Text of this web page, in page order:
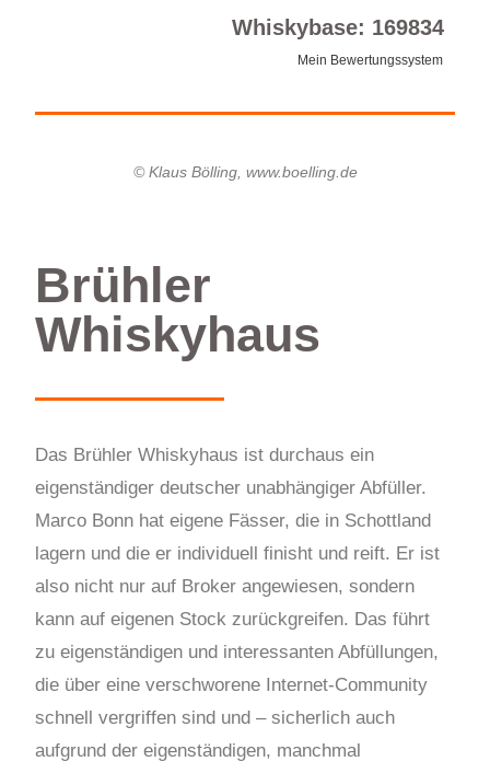
Whiskybase: 169834
Mein Bewertungssystem
© Klaus Bölling, www.boelling.de
Brühler
Whiskyhaus
Das Brühler Whiskyhaus ist durchaus ein
eigenständiger deutscher unabhängiger Abfüller.
Marco Bonn hat eigene Fässer, die in Schottland
lagern und die er individuell finisht und reift. Er ist
also nicht nur auf Broker angewiesen, sondern
kann auf eigenen Stock zurückgreifen. Das führt
zu eigenständigen und interessanten Abfüllungen,
die über eine verschworene Internet-Community
schnell vergriffen sind und – sicherlich auch
aufgrund der eigenständigen, manchmal